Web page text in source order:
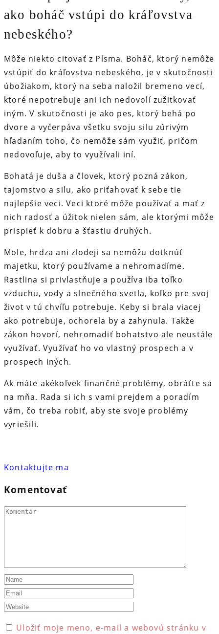
ako boháč vstúpi do kráľovstva
nebeského?
Môže niekto citovať z Písma. Boháč, ktorý nemôže
vstúpiť do kráľovstva nebeského, je v skutočnosti
úbožiakom, ktorý na seba naložil bremeno vecí,
ktoré nepotrebuje ani ich nedovolí zužitkovať
iným. V skutočnosti je ako pes, ktorý behá po
dvore a vyčerpáva všetku svoju silu zúrivým
hľadaním toho, čo nemôže sám využiť, pričom
nedovoľuje, aby to využívali iní.
Bohatá je duša a človek, ktorý pozná zákon,
tajomstvo a silu, ako priťahovať k sebe tie
najlepšie veci. Veci ktoré môže používať a mať z
nich radosť a úžitok nielen sám, ale ktorými môže
prispieť k dobru a šťastiu druhých.
Mole, hrdza ani zlodeji sa nemôžu dotknúť
majetku, ktorý používame a nehromadíme.
Rastlina si privlastňuje a používa iba toľko
vzduchu, vody a slnečného svetla, koľko pre svoj
život v tú chvíľu potrebuje. Keby si brala viacej
ako potrebuje, ochorela by a zahynula. Takže
zákon hovorí, nehromadiť bohatstvo ale neustále
využívať. Využívať ho vo vlastný prospech a v
prospech iných.
Ak máte akékoľvek finančné problémy, obráťte sa
na mňa. Rada si ich s vami prejdem a poradím
vám, čo treba robiť, aby ste svoje problémy
vyriešili.
Kontaktujte ma
Komentovať
Uložiť moje meno, e-mail a webovú stránku v